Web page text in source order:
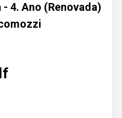
4. Ano (Renovada)